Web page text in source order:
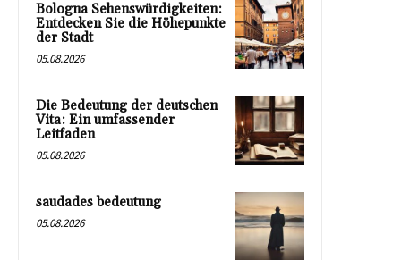
Bologna Sehenswürdigkeiten:
Entdecken Sie die Höhepunkte
der Stadt
05.08.2026
Die Bedeutung der deutschen
Vita: Ein umfassender
Leitfaden
05.08.2026
saudades bedeutung
05.08.2026